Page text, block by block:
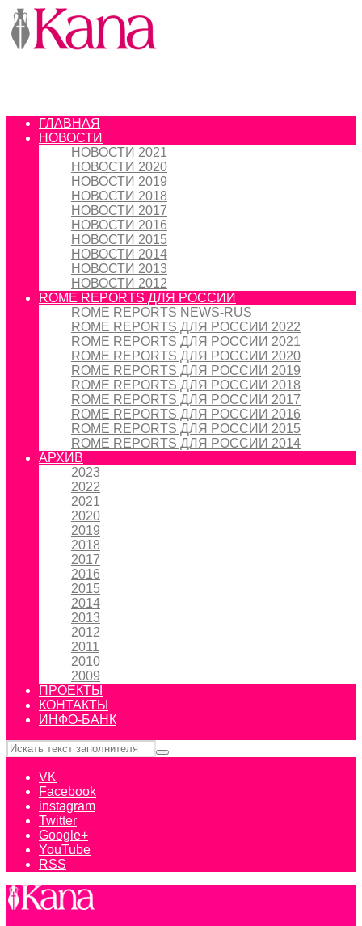
ГЛАВНАЯ
НОВОСТИ
НОВОСТИ 2021
НОВОСТИ 2020
НОВОСТИ 2019
НОВОСТИ 2018
НОВОСТИ 2017
НОВОСТИ 2016
НОВОСТИ 2015
НОВОСТИ 2014
НОВОСТИ 2013
НОВОСТИ 2012
ROME REPORTS ДЛЯ РОССИИ
ROME REPORTS NEWS-RUS
ROME REPORTS ДЛЯ РОССИИ 2022
ROME REPORTS ДЛЯ РОССИИ 2021
ROME REPORTS ДЛЯ РОССИИ 2020
ROME REPORTS ДЛЯ РОССИИ 2019
ROME REPORTS ДЛЯ РОССИИ 2018
ROME REPORTS ДЛЯ РОССИИ 2017
ROME REPORTS ДЛЯ РОССИИ 2016
ROME REPORTS ДЛЯ РОССИИ 2015
ROME REPORTS ДЛЯ РОССИИ 2014
АРХИВ
2023
2022
2021
2020
2019
2018
2017
2016
2015
2014
2013
2012
2011
2010
2009
ПРОЕКТЫ
КОНТАКТЫ
ИНФО-БАНК
VK
Facebook
instagram
Twitter
Google+
YouTube
RSS